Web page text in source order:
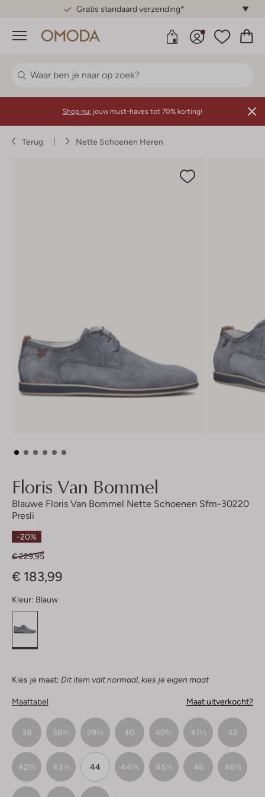
Gratis standaard verzending*
Menu
Shop nu: jouw must-haves tot 70% korting!
Terug Nette Schoenen Heren
Floris Van Bommel
Blauwe Floris Van Bommel Nette Schoenen Sfm-30220
Presli
-20%
€ 229,95
€ 183,99
Kleur: Blauw
Kies je maat: Dit item valt normaal, kies je eigen maat
Maattabel Maat uitverkocht?
38 38⅔ 39⅓ 40 40⅔ 41⅓ 42
42⅔ 43⅓ 44 44⅔ 45⅓ 46 46⅔